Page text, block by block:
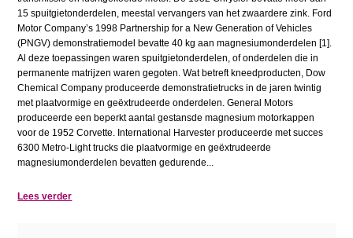
15 spuitgietonderdelen, meestal vervangers van het zwaardere zink. Ford
Motor Company’s 1998 Partnership for a New Generation of Vehicles
(PNGV) demonstratiemodel bevatte 40 kg aan magnesiumonderdelen [1].
Al deze toepassingen waren spuitgietonderdelen, of onderdelen die in
permanente matrijzen waren gegoten. Wat betreft kneedproducten, Dow
Chemical Company produceerde demonstratietrucks in de jaren twintig
met plaatvormige en geëxtrudeerde onderdelen. General Motors
produceerde een beperkt aantal gestansde magnesium motorkappen
voor de 1952 Corvette. International Harvester produceerde met succes
6300 Metro-Light trucks die plaatvormige en geëxtrudeerde
magnesiumonderdelen bevatten gedurende...
Lees verder